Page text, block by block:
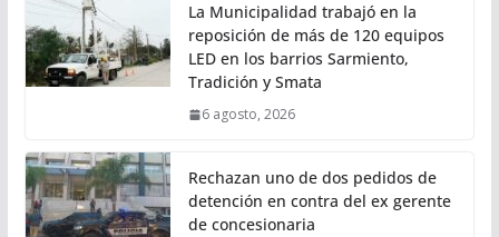
La Municipalidad trabajó en la
reposición de más de 120 equipos
LED en los barrios Sarmiento,
Tradición y Smata
6 agosto, 2026
Rechazan uno de dos pedidos de
detención en contra del ex gerente
de concesionaria